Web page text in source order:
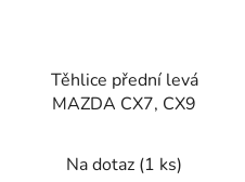
Těhlice přední levá
MAZDA CX7, CX9
Na dotaz (1 ks)